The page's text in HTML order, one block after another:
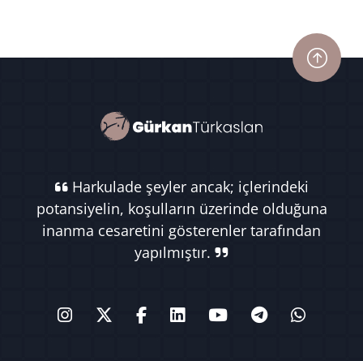
Harkulade şeyler ancak; içlerindeki
potansiyelin, koşulların üzerinde olduğuna
inanma cesaretini gösterenler tarafından
yapılmıştır.